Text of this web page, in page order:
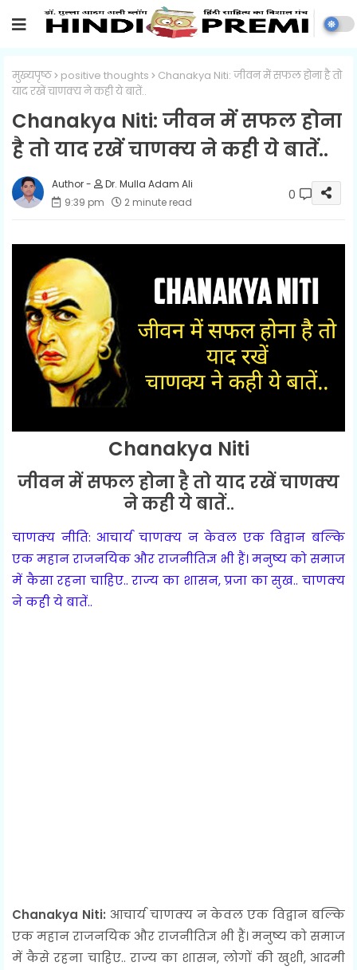
मुख्यपृष्ठ positive thoughts
Chanakya Niti: जीवन में सफल होना है तो
याद रखें चाणक्य ने कही ये बातें..
Chanakya Niti: जीवन में सफल होना
है तो याद रखें चाणक्य ने कही ये बातें..
Dr. Mulla Adam Ali
9:39 pm
2 minute read 0
Chanakya Niti
जीवन में सफल होना है तो याद रखें चाणक्य
ने कही ये बातें..
चाणक्य नीति: आचार्य चाणक्य न केवल एक विद्वान बल्कि
एक महान राजनयिक और राजनीतिज्ञ भी हैं। मनुष्य को समाज
में कैसा रहना चाहिए.. राज्य का शासन, प्रजा का सुख.. चाणक्य
ने कही ये बातें..
Chanakya Niti: आचार्य चाणक्य न केवल एक विद्वान बल्कि
एक महान राजनयिक और राजनीतिज्ञ भी हैं। मनुष्य को समाज
में कैसे रहना चाहिए.. राज्य का शासन, लोगों की खुशी, आदमी